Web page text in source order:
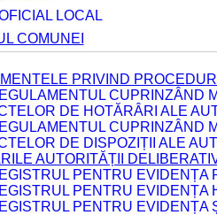
LOCAL
COMUNEI
PRIVIND
CUPRINZÂND
DE HOTĂRÂRI ALE
CUPRINZÂND
DE DISPOZIȚII ALE
AUTORITĂȚII
PENTRU EVIDENȚA
PENTRU EVIDENȚA
PENTRU EVIDENȚA